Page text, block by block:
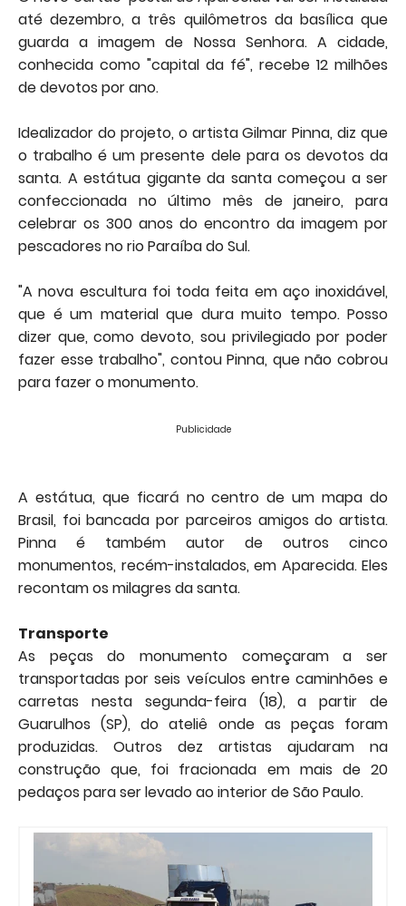
até dezembro, a três quilômetros da basílica que
guarda a imagem de Nossa Senhora. A cidade,
conhecida como "capital da fé", recebe 12 milhões
de devotos por ano.
Idealizador do projeto, o artista Gilmar Pinna, diz que
o trabalho é um presente dele para os devotos da
santa. A estátua gigante da santa começou a ser
confeccionada no último mês de janeiro, para
celebrar os 300 anos do encontro da imagem por
pescadores no rio Paraíba do Sul.
"A nova escultura foi toda feita em aço inoxidável,
que é um material que dura muito tempo. Posso
dizer que, como devoto, sou privilegiado por poder
fazer esse trabalho", contou Pinna, que não cobrou
para fazer o monumento.
Publicidade
A estátua, que ficará no centro de um mapa do
Brasil, foi bancada por parceiros amigos do artista.
Pinna é também autor de outros cinco
monumentos, recém-instalados, em Aparecida. Eles
recontam os milagres da santa.
Transporte
As peças do monumento começaram a ser
transportadas por seis veículos entre caminhões e
carretas nesta segunda-feira (18), a partir de
Guarulhos (SP), do ateliê onde as peças foram
produzidas. Outros dez artistas ajudaram na
construção que, foi fracionada em mais de 20
pedaços para ser levado ao interior de São Paulo.